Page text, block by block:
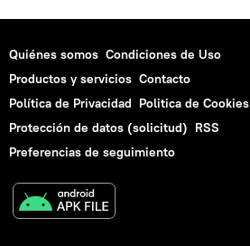
Quiénes somos Condiciones de Uso
Productos y servicios Contacto
Política de Privacidad Politica de Cookies
Protección de datos (solicitud) RSS
Preferencias de seguimiento